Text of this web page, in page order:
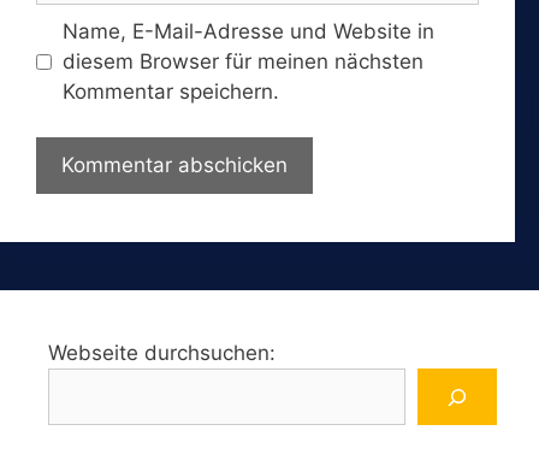
Name, E-Mail-Adresse und Website in
diesem Browser für meinen nächsten
Kommentar speichern.
Webseite durchsuchen: